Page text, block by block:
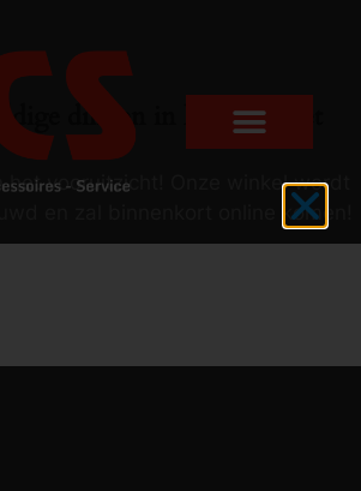
dingen in het verschiet
het vooruitzicht! Onze winkel wordt
en zal binnenkort online komen!